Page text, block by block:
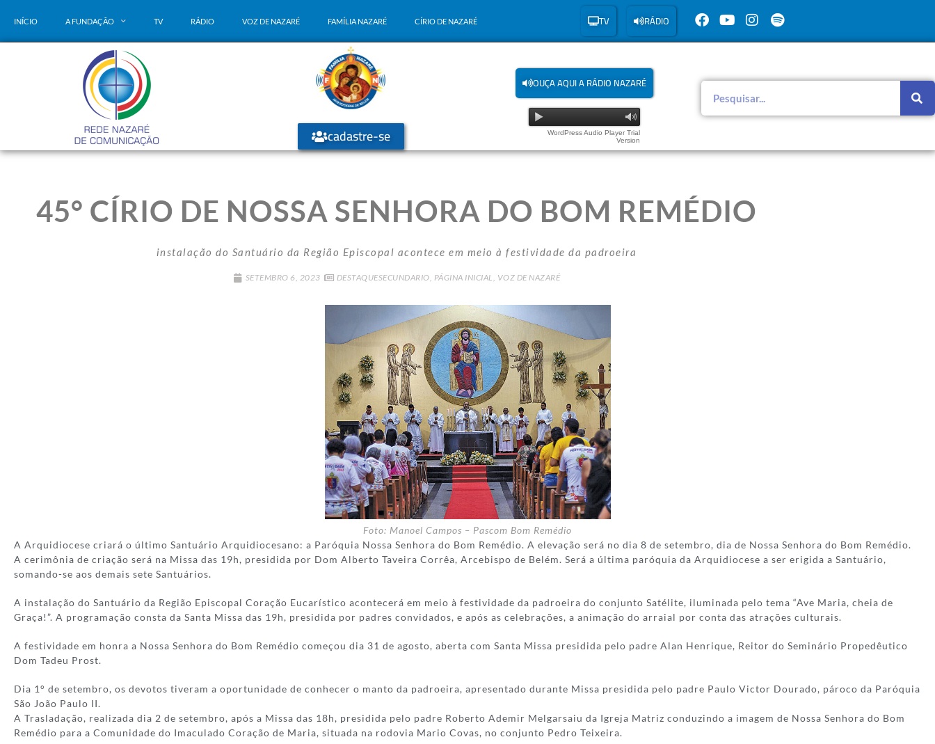
INÍCIO A FUNDAÇÃO TV RÁDIO VOZ DE NAZARÉ FAMÍLIA NAZARÉ CÍRIO DE NAZARÉ TV RÁDIO
cadastre-se
OUÇA AQUI A RÁDIO NAZARÉ
WordPress Audio Player Trial
Version
45° CÍRIO DE NOSSA SENHORA DO BOM REMÉDIO
instalação do Santuário da Região Episcopal acontece em meio à festividade da padroeira
SETEMBRO 6, 2023 DESTAQUESECUNDARIO, PÁGINA INICIAL, VOZ DE NAZARÉ
Foto: Manoel Campos – Pascom Bom Remédio
A Arquidiocese criará o último Santuário Arquidiocesano: a Paróquia Nossa Senhora do Bom Remédio. A elevação será no dia 8 de setembro, dia de Nossa Senhora do Bom Remédio.
A cerimônia de criação será na Missa das 19h, presidida por Dom Alberto Taveira Corrêa, Arcebispo de Belém. Será a última paróquia da Arquidiocese a ser erigida a Santuário,
somando-se aos demais sete Santuários.
A instalação do Santuário da Região Episcopal Coração Eucarístico acontecerá em meio à festividade da padroeira do conjunto Satélite, iluminada pelo tema “Ave Maria, cheia de
Graça!”. A programação consta da Santa Missa das 19h, presidida por padres convidados, e após as celebrações, a animação do arraial por conta das atrações culturais.
A festividade em honra a Nossa Senhora do Bom Remédio começou dia 31 de agosto, aberta com Santa Missa presidida pelo padre Alan Henrique, Reitor do Seminário Propedêutico
Dom Tadeu Prost.
Dia 1° de setembro, os devotos tiveram a oportunidade de conhecer o manto da padroeira, apresentado durante Missa presidida pelo padre Paulo Victor Dourado, pároco da Paróquia
São João Paulo II.
A Trasladação, realizada dia 2 de setembro, após a Missa das 18h, presidida pelo padre Roberto Ademir Melgarsaiu da Igreja Matriz conduzindo a imagem de Nossa Senhora do Bom
Remédio para a Comunidade do Imaculado Coração de Maria, situada na rodovia Mario Covas, no conjunto Pedro Teixeira.